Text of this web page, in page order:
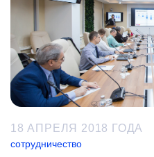
18 АПРЕЛЯ 2018 ГОДА
сотрудничество